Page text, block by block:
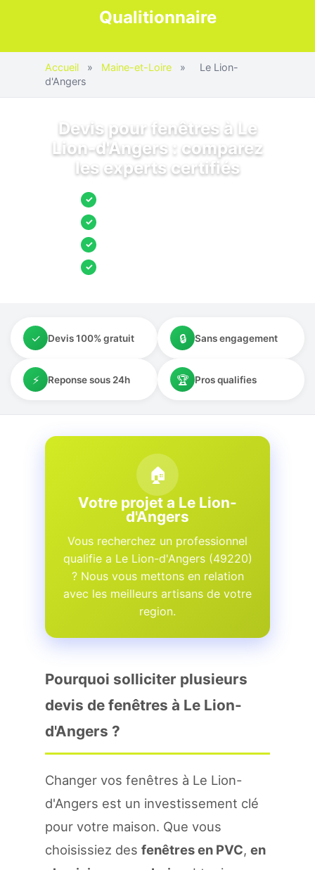
Qualitionnaire
Accueil » Maine-et-Loire »
Le Lion-
d'Angers
Devis pour fenêtres à Le
Lion-d'Angers : comparez
les experts certifiés
✓
✓
✓
✓
✓ Devis 100% gratuit 🔒 Sans engagement
⚡ Reponse sous 24h 🏆 Pros qualifies
🏠
Votre projet a Le Lion-
d'Angers
Vous recherchez un professionnel
qualifie a Le Lion-d'Angers (49220)
? Nous vous mettons en relation
avec les meilleurs artisans de votre
region.
Pourquoi solliciter plusieurs
devis de fenêtres à Le Lion-
d'Angers ?
Changer vos fenêtres à Le Lion-
d'Angers est un investissement clé
pour votre maison. Que vous
choisissiez des fenêtres en PVC, en